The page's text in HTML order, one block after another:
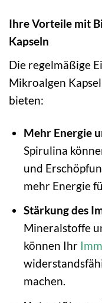
Ihre Vorteile mit
Kapseln
Die regelmäßige
Mikroalgen
bieten:
Mehr Energie
Spirulina
und
mehr Energie
Stärkung des
Mineralstoffe
können Ihr
machen.